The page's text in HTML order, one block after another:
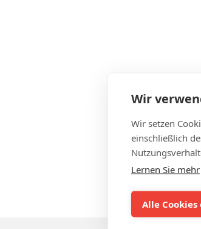
Wir
Wir setzen
einschließlich
Lernen Sie mehr
Alle